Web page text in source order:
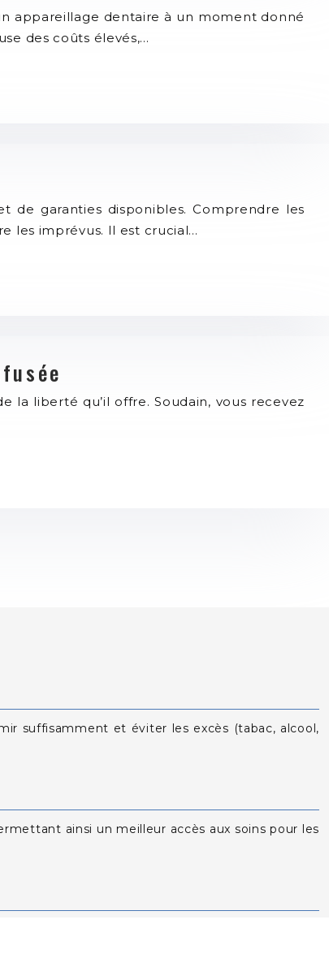
appareillage dentaire à un moment donné
des coûts élevés,…
de garanties disponibles. Comprendre les
les imprévus. Il est crucial…
la liberté qu’il offre. Soudain, vous recevez
suffisamment et éviter les excès (tabac, alcool,
ainsi un meilleur accès aux soins pour les